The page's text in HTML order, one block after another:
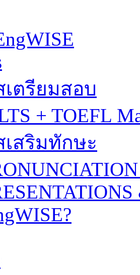
เตรียมสอบ
+ TOEFL
เสริมทักษะ